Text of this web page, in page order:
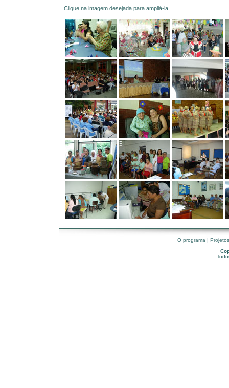
Clique na imagem desejada para ampliá-la
O programa | Projetos